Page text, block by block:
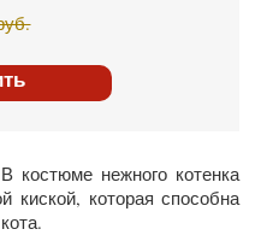
костюме нежного котенка
киской, которая способна